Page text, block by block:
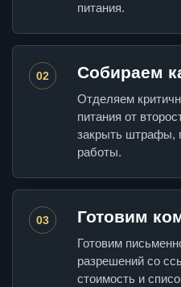
питания.
02 Собираем
Отделяем
питания от
закрыть штрафы,
работы.
03 Готовим
Готовим
разрешений со
стоимость и